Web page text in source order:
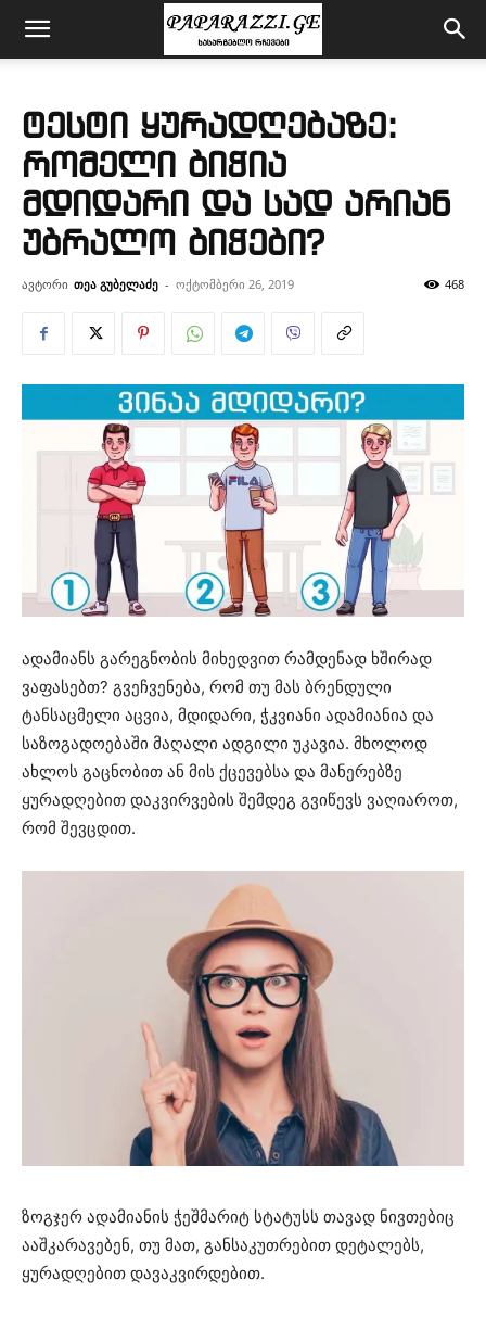
ტესტი ყურადღებაზე:
რომელი ბიჭია
მდიდარი და სად არიან
უბრალო ბიჭები?
ავტორი თეა გუბელაძე - ოქტომბერი 26, 2019 468
ადამიანს გარეგნობის მიხედვით რამდენად ხშირად
ვაფასებთ? გვეჩვენება, რომ თუ მას ბრენდული
ტანსაცმელი აცვია, მდიდარი, ჭკვიანი ადამიანია და
საზოგადოებაში მაღალი ადგილი უკავია. მხოლოდ
ახლოს გაცნობით ან მის ქცევებსა და მანერებზე
ყურადღებით დაკვირვების შემდეგ გვიწევს ვაღიაროთ,
რომ შევცდით.
ზოგჯერ ადამიანის ჭეშმარიტ სტატუსს თავად ნივთებიც
ააშკარავებენ, თუ მათ, განსაკუთრებით დეტალებს,
ყურადღებით დავაკვირდებით.